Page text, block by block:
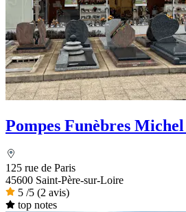
Pompes Funèbres
125 rue de Paris
45600 Saint-Père-sur-Loire
5 /5 (2 avis)
top notes